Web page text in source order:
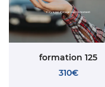
formation 125
310€